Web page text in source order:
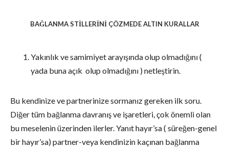
BAĞLANMA STİLLERİNİ ÇÖZMEDE ALTIN KURALLAR
Yakınlık ve samimiyet arayışında olup olmadığını (
yada buna açık olup olmadığını ) netleştirin.
Bu kendinize ve partnerinize sormanız gereken ilk soru.
Diğer tüm bağlanma davranış ve işaretleri, çok önemli olan
bu meselenin üzerinden ilerler. Yanıt hayır’sa ( süreğen-genel
bir hayır’sa) partner-veya kendinizin kaçınan bağlanma